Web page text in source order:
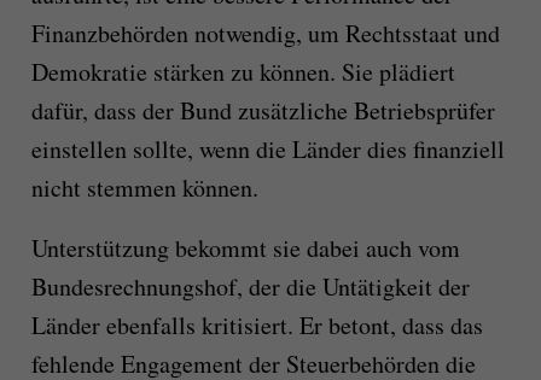
Finanzbehörden notwendig, um Rechtsstaat und
Demokratie stärken zu können. Sie plädiert
dafür, dass der Bund zusätzliche Betriebsprüfer
einstellen sollte, wenn die Länder dies finanziell
nicht stemmen können.
Unterstützung bekommt sie dabei auch vom
Bundesrechnungshof, der die Untätigkeit der
Länder ebenfalls kritisiert. Er betont, dass das
fehlende Engagement der Steuerbehörden die